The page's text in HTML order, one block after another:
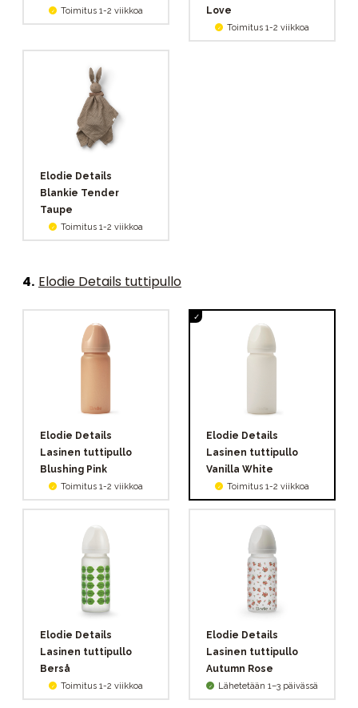
Toimitus 1-2 viikkoa
Love
Toimitus 1-2 viikkoa
Elodie Details
Blankie Tender
Taupe
Toimitus 1-2 viikkoa
4. Elodie Details tuttipullo
Elodie Details
Lasinen tuttipullo
Blushing Pink
Toimitus 1-2 viikkoa
Elodie Details
Lasinen tuttipullo
Vanilla White
Toimitus 1-2 viikkoa
Elodie Details
Lasinen tuttipullo
Berså
Toimitus 1-2 viikkoa
Elodie Details
Lasinen tuttipullo
Autumn Rose
Lähetetään 1–3 päivässä